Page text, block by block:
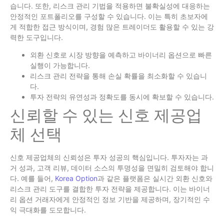
습니다. 또한, 리스크 관리 기법을 적용하면 불확실성에 대응하는
안정적인 포트폴리오를 구성할 수 있습니다. 이는 특히 초보자에
게 적합한 접근 방식이며, 경험 많은 트레이더도 활용할 수 있는 강
력한 도구입니다.
외환 신호로 시장 방향을 예측하고 바이너리 옵션으로 빠른
실행이 가능합니다.
리스크 관리 전략을 통해 손실 확률을 최소화할 수 있습니
다.
투자 전략의 유연성과 정확도를 동시에 확보할 수 있습니다.
신뢰할 수 있는 신호 제공업
체 선택
신호 제공업체의 신뢰성은 투자 성공의 핵심입니다. 투자자는 과
거 성과, 고객 리뷰, 데이터 소스의 투명성을 면밀히 검토해야 합니
다. 예를 들어, Korea Option과 같은 플랫폼은 실시간 외환 신호와
리스크 관리 도구를 결합한 투자 전략을 제공합니다. 이는 바이너
리 옵션 거래자에게 안정적인 정보 기반을 제공하며, 장기적인 수
익 극대화를 도모합니다.